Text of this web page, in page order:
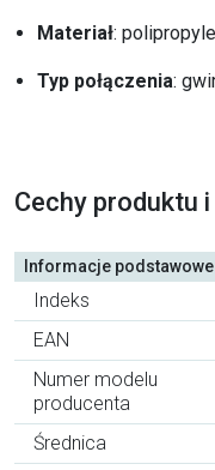
Materiał:
Typ połączenia:
Cechy produktu
Informacje podstawowe
Indeks
EAN
Numer modelu
producenta
Średnica